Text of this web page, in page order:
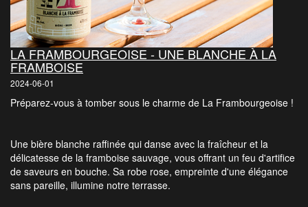
LA FRAMBOURGEOISE - UNE BLANCHE À LA
FRAMBOISE
2024-06-01
Préparez-vous à tomber sous le charme de La Frambourgeoise !
Une bière blanche raffinée qui danse avec la fraîcheur et la
délicatesse de la framboise sauvage, vous offrant un feu d'artifice
de saveurs en bouche. Sa robe rose, empreinte d'une élégance
sans pareille, illumine notre terrasse.